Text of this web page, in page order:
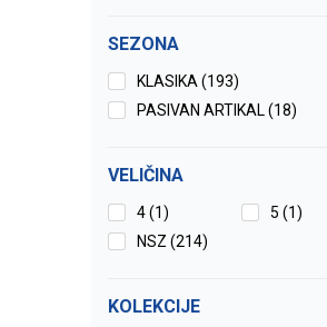
SEZONA
KLASIKA (193)
PASIVAN ARTIKAL (18)
VELIČINA
4(1) 5 (1)
NSZ (214)
KOLEKCIJE